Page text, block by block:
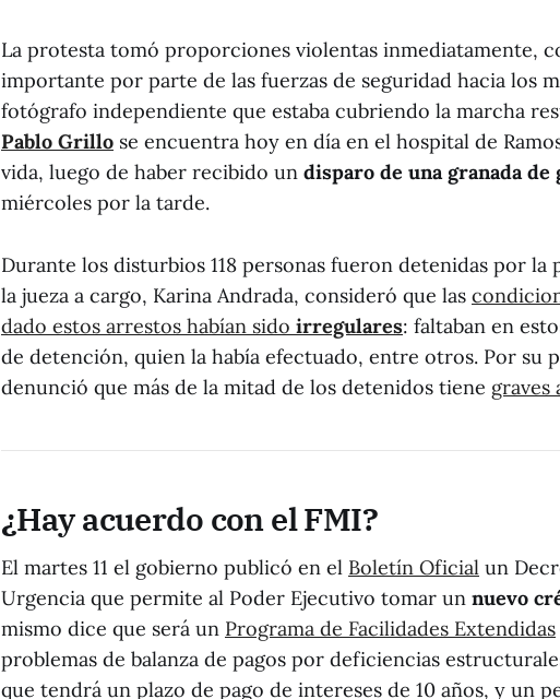
La protesta tomó proporciones violentas inmediatamente,
importante por parte de las fuerzas de seguridad hacia los
fotógrafo independiente que estaba cubriendo la marcha
Pablo Grillo se encuentra hoy en día en el hospital de
vida, luego de haber recibido un disparo de una granada de
miércoles por la tarde.
Durante los disturbios 118 personas fueron detenidas por la
la jueza a cargo, Karina Andrada, consideró que las
dado estos arrestos habían sido irregulares: faltaban en
de detención, quien la había efectuado, entre otros. Por su
denunció que más de la mitad de los detenidos tiene graves
¿Hay acuerdo con el FMI?
El martes 11 el gobierno publicó en el Boletín Oficial un
Urgencia que permite al Poder Ejecutivo tomar un nuevo
mismo dice que será un Programa de Facilidades Extendidas
problemas de balanza de pagos por deficiencias
que tendrá un plazo de pago de intereses de 10 años, y un